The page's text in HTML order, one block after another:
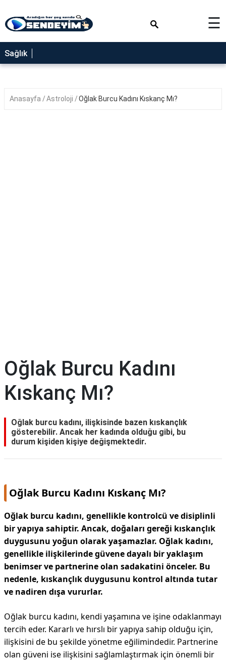
SAĞLIK
NEDİR
YEMEK
☰
Sağlık
Anasayfa Astroloji Oğlak Burcu Kadını Kıskanç Mı?
Oğlak Burcu Kadını
Kıskanç Mı?
Oğlak burcu kadını, ilişkisinde bazen kıskançlık
gösterebilir. Ancak her kadında olduğu gibi, bu
durum kişiden kişiye değişmektedir.
Oğlak Burcu Kadını Kıskanç Mı?
Oğlak burcu kadını, genellikle kontrolcü ve disiplinli
bir yapıya sahiptir. Ancak, doğaları gereği kıskançlık
duygusunu yoğun olarak yaşamazlar. Oğlak kadını,
genellikle ilişkilerinde güvene dayalı bir yaklaşım
benimser ve partnerine olan sadakatini önceler. Bu
nedenle, kıskançlık duygusunu kontrol altında tutar
ve nadiren dışa vururlar.
Oğlak burcu kadını, kendi yaşamına ve işine odaklanmayı
tercih eder. Kararlı ve hırslı bir yapıya sahip olduğu için,
ilişkisini de bu şekilde yönetme eğilimindedir. Partnerine
olan güveni ise ilişkisini sağlamlaştırmak için önemli bir